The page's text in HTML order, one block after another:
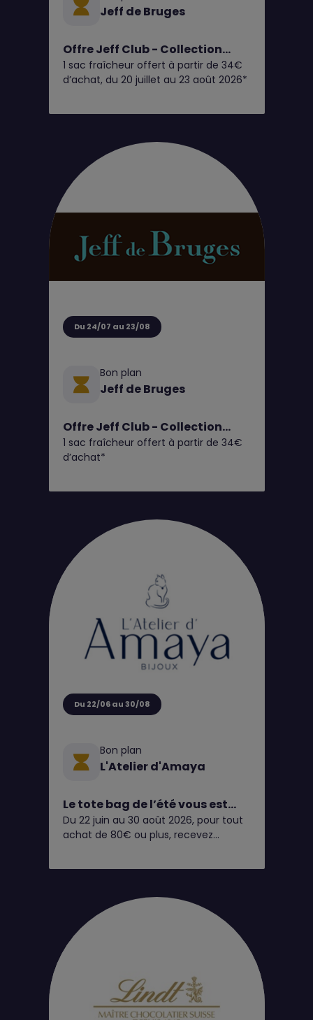
Jeff de Bruges
Offre Jeff Club - Collection
Giandujas Glacés
1 sac fraîcheur offert à partir de 34€
d’achat, du 20 juillet au 23 août 2026*
Du 24/07 au 23/08
Bon plan
Jeff de Bruges
Offre Jeff Club - Collection
Fruits d'Été
1 sac fraîcheur offert à partir de 34€
d’achat*
Du 22/06 au 30/08
Bon plan
L'Atelier d'Amaya
Le tote bag de l’été vous est
OFFERT chez L’Atelier d’Amaya
☀️🧡
Du 22 juin au 30 août 2026, pour tout
achat de 80€ ou plus, recevez
Pratique, léger et coloré, il vous
accompagnera partout cet été : à la
plage, en week-end, au marché ou
dans votre quotidien. Un accessoire
aussi utile que tendance, parfait pour